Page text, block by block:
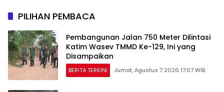
PILIHAN PEMBACA
Pembangunan Jalan 750 Meter Dilintasi
Katim Wasev TMMD Ke-129, Ini yang
Disampaikan
BERITA TERKINI Jumat, Agustus 7 2026 17:07 WIB